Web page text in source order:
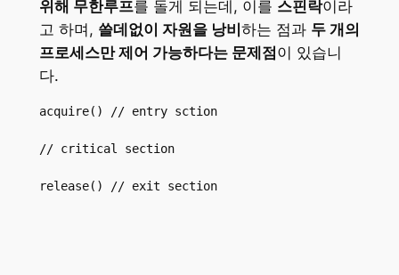
위해 무한루프를 돌게 되는데, 이를 스핀락이라
고 하며, 쓸데없이 자원을 낭비 하는 점과 두 개의
프로세스만 제어 가능하다는 문제점이 있습니
다.
acquire() // entry sction
// critical section
release() // exit section